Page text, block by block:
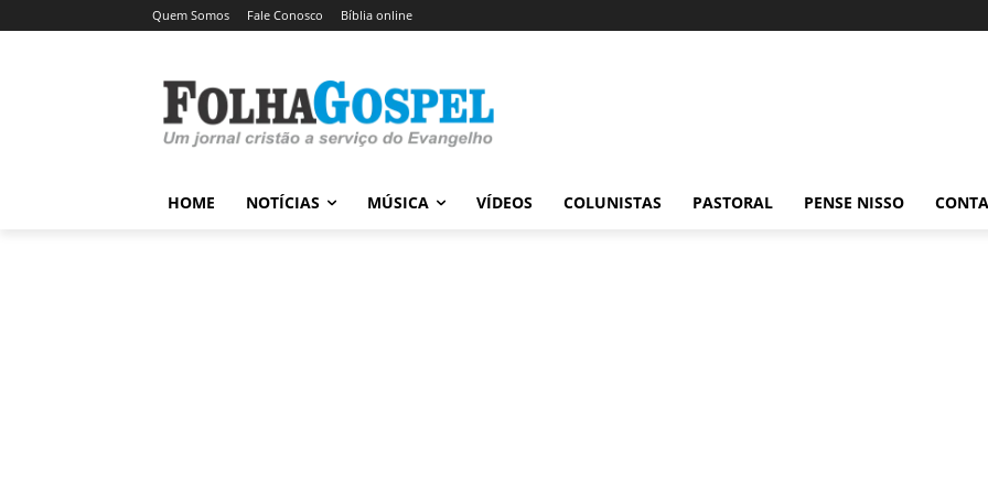
Quem Somos Fale Conosco Bíblia online
HOME NOTÍCIAS MÚSICA VÍDEOS COLUNISTAS PASTORAL PENSE NISSO